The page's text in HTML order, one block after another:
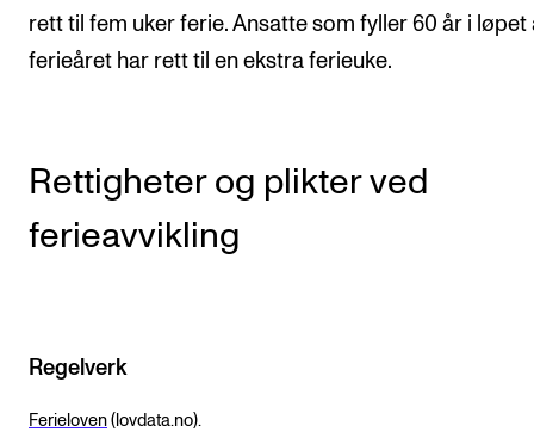
Overordnet i mitt arbeid
Helse, miljø og sikkerhet
VERKTØY OG HJELP
Innkjøp og økonomi
rett til fem uker ferie. Ansatte som fyller 60 år i løpet
ferieåret har rett til en ekstra ferieuke.
Rettigheter og plikter ved
ferieavvikling
Regelverk
Ferieloven (lovdata.no).